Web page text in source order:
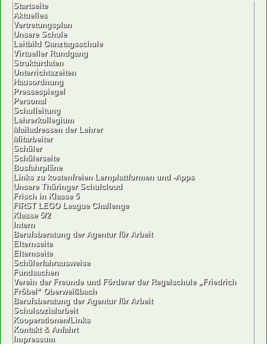
Startseite
Aktuelles
Vertretungsplan
Unsere Schule
Leitbild Ganztagsschule
Virtueller Rundgang
Strukturdaten
Unterrichtszeiten
Hausordnung
Pressespiegel
Personal
Schulleitung
Lehrerkollegium
Mailadressen der Lehrer
Mitarbeiter
Schüler
Schülerseite
Busfahrpläne
Links zu kostenfreien Lernplattformen und -Apps
Unsere Thüringer Schulcloud
Frisch in Klasse 5
FIRST LEGO League Challenge
Klasse 5/2
Intern
Berufsberatung der Agentur für Arbeit
Elternseite
Elternseite
Schülerfahrausweise
Fundsachen
Verein der Freunde und Förderer der Regelschule „Friedrich
Fröbel“ Oberweißbach
Berufsberatung der Agentur für Arbeit
Schulsozialarbeit
Kooperationen/Links
Kontakt & Anfahrt
Impressum